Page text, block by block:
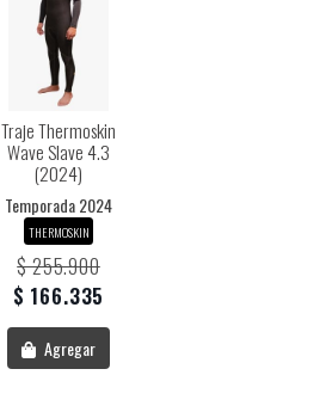
Traje Thermoskin
Wave Slave 4.3
(2024)
Temporada 2024
THERMOSKIN
$ 255.900
$ 166.335
Agregar